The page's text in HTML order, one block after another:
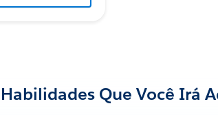
Habilidades Que Você Irá